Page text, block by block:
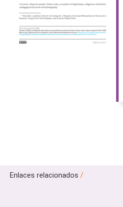
Enlaces relacionados /